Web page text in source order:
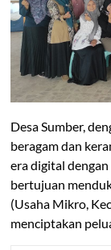
Desa Sumber,
beragam dan
era digital
bertujuan
(Usaha Mikro,
menciptakan